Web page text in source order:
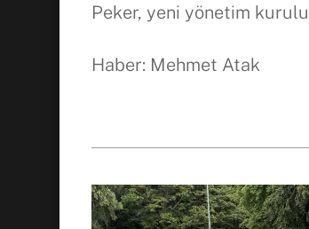
Peker, yeni yönetim
Haber: Mehmet Atak